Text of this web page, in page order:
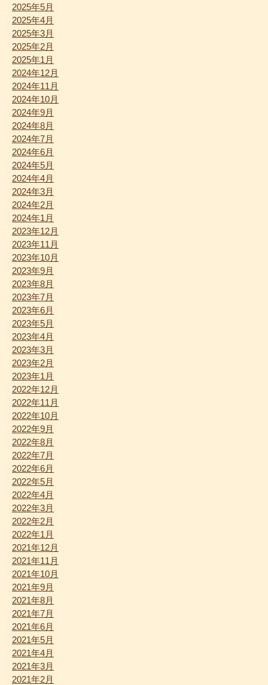
2025年5月
2025年4月
2025年3月
2025年2月
2025年1月
2024年12月
2024年11月
2024年10月
2024年9月
2024年8月
2024年7月
2024年6月
2024年5月
2024年4月
2024年3月
2024年2月
2024年1月
2023年12月
2023年11月
2023年10月
2023年9月
2023年8月
2023年7月
2023年6月
2023年5月
2023年4月
2023年3月
2023年2月
2023年1月
2022年12月
2022年11月
2022年10月
2022年9月
2022年8月
2022年7月
2022年6月
2022年5月
2022年4月
2022年3月
2022年2月
2022年1月
2021年12月
2021年11月
2021年10月
2021年9月
2021年8月
2021年7月
2021年6月
2021年5月
2021年4月
2021年3月
2021年2月